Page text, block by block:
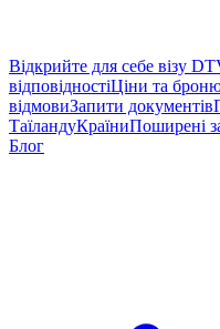
Відкрийте для себе візу
відповідностіЦіни та
відмовиЗапити документів
ТаїландуКраїниПоширені
Блог